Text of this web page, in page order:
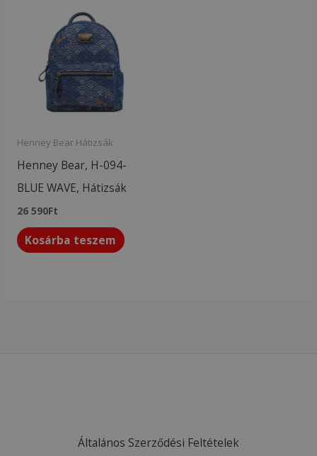
Henney Bear Hátizsák
Henney Bear, H-094-
BLUE WAVE, Hátizsák
26 590Ft
Kosárba teszem
Általános Szerződési Feltételek